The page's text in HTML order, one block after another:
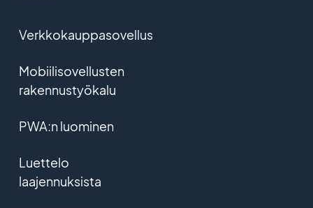
Verkkokauppasovellus
Mobiilisovellusten
rakennustyökalu
PWA:n luominen
Luettelo
laajennuksista